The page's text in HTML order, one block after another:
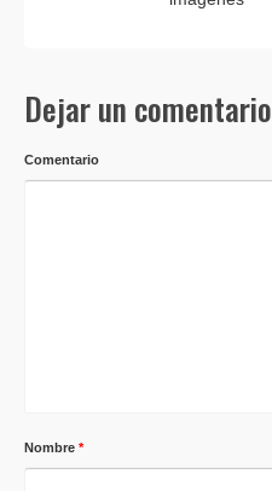
Dejar un comentario
Comentario
Nombre *